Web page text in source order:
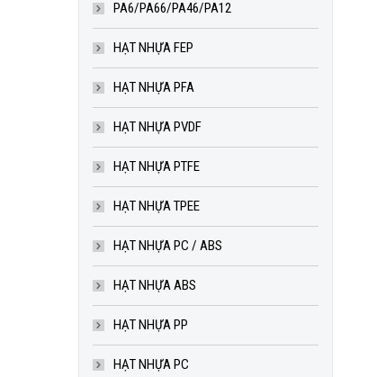
PA6/PA66/PA46/PA12
HẠT NHỰA FEP
HẠT NHỰA PFA
HẠT NHỰA PVDF
HẠT NHỰA PTFE
HẠT NHỰA TPEE
HẠT NHỰA PC / ABS
HẠT NHỰA ABS
HẠT NHỰA PP
HẠT NHỰA PC